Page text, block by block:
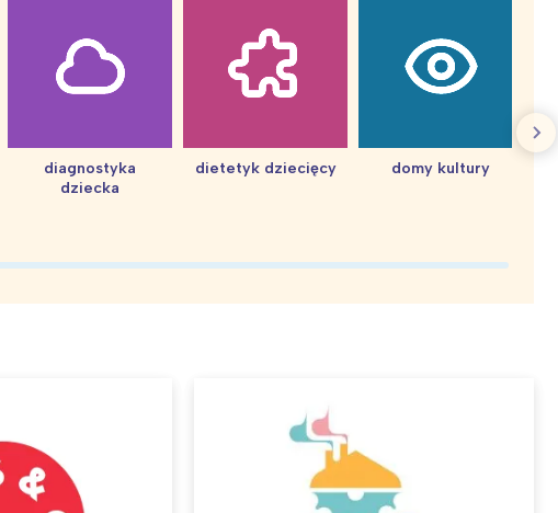
diagnostyka
dziecka
dietetyk dziecięcy
domy kultury